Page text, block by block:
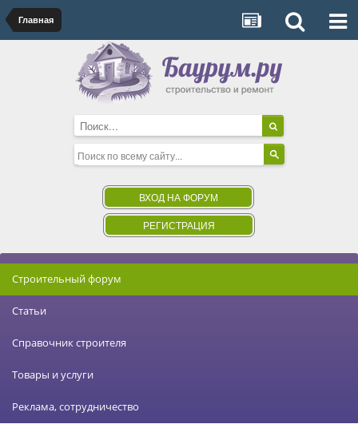
Главная
ВХОД НА ФОРУМ
РЕГИСТРАЦИЯ
Строительный форум
Статьи
Справочник строителя
Товары и услуги
Реклама, сотрудничество